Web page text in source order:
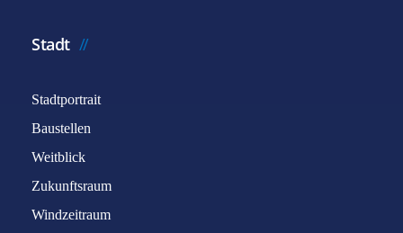
Stadt
Stadtportrait
Baustellen
Weitblick
Zukunftsraum
Windzeitraum